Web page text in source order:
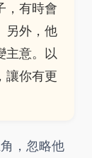
，有時會
另外，他
主意。以
讓你有更
，忽略他